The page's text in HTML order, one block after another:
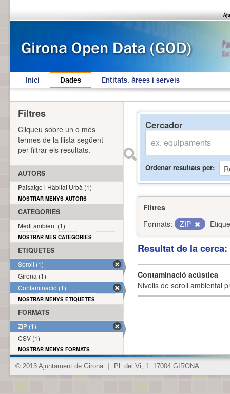
Inici Dades Entitats, àrees i serveis
Cercador
Ordenar resultats per
Filtres
Formats:
ZIP
Resultat de la
Contaminació acústica
Nivells de soroll ambiental
Filtres
Cliqueu sobre un o més
termes de la llista següent
per filtrar els resultats.
AUTORS
Paisatge i Hàbitat Urbà (1)
MOSTRAR MENYS AUTORS
CATEGORIES
Medi ambient (1)
MOSTRAR MÉS CATEGORIES
ETIQUETES
Soroll (1)
Girona (1)
Contaminació (1)
MOSTRAR MENYS ETIQUETES
FORMATS
ZIP (1)
CSV (1)
MOSTRAR MENYS FORMATS
© 2013 Ajuntament de Girona Pl. del Vi, 1. 17004 GIRONA